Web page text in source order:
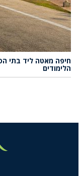
חיפה מאטה ליד בתי
הלימודים